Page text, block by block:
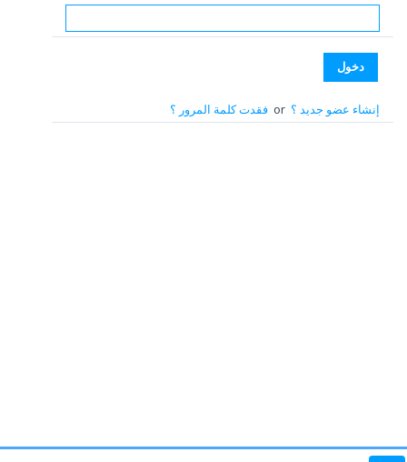
إنشاء عضو جديد ؟or فقدت كلمة المرور ؟